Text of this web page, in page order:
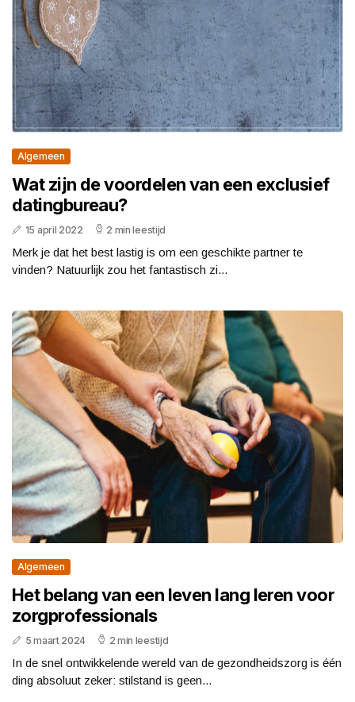
Algemeen
Wat zijn de voordelen van een exclusief
datingbureau?
15 april 2022 2 min leestijd
Merk je dat het best lastig is om een geschikte partner te
vinden? Natuurlijk zou het fantastisch zi...
Algemeen
Het belang van een leven lang leren voor
zorgprofessionals
5 maart 2024 2 min leestijd
In de snel ontwikkelende wereld van de gezondheidszorg is één
ding absoluut zeker: stilstand is geen...